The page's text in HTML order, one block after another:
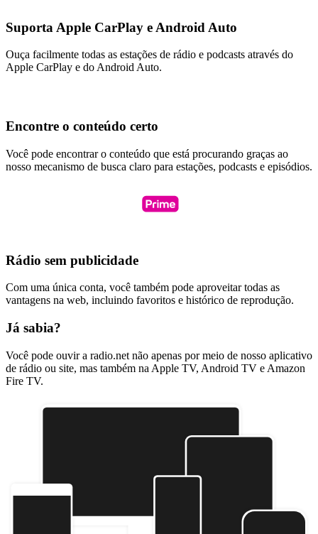
Suporta Apple CarPlay e Android Auto
Ouça facilmente todas as estações de rádio e podcasts através do
Apple CarPlay e do Android Auto.
Encontre o conteúdo certo
Você pode encontrar o conteúdo que está procurando graças ao
nosso mecanismo de busca claro para estações, podcasts e episódios.
Rádio sem publicidade
Com uma única conta, você também pode aproveitar todas as
vantagens na web, incluindo favoritos e histórico de reprodução.
Já sabia?
Você pode ouvir a radio.net não apenas por meio de nosso aplicativo
de rádio ou site, mas também na Apple TV, Android TV e Amazon
Fire TV.